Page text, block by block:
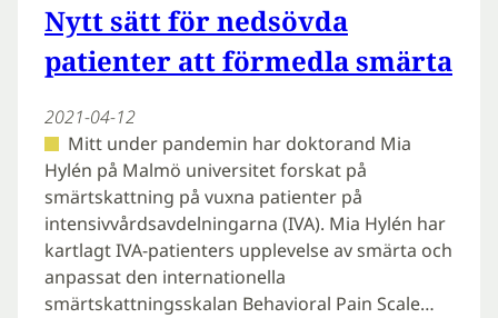
Nytt sätt för nedsövda
patienter att förmedla smärta
2021-04-12
Mitt under pandemin har doktorand Mia
Hylén på Malmö universitet forskat på
smärtskattning på vuxna patienter på
intensivvårdsavdelningarna (IVA). Mia Hylén har
kartlagt IVA-patienters upplevelse av smärta och
anpassat den internationella
smärtskattningsskalan Behavioral Pain Scale…